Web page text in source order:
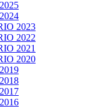
2023
2022
2021
2020